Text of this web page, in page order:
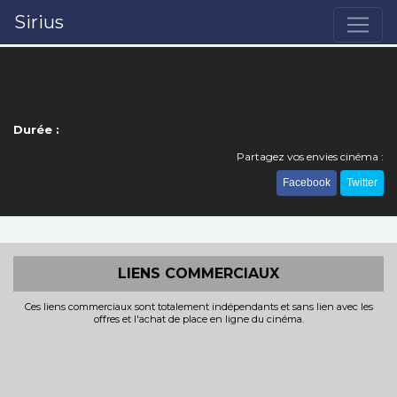
Sirius
Durée :
Partagez vos envies cinéma :
Facebook Twitter
LIENS COMMERCIAUX
Ces liens commerciaux sont totalement indépendants et sans lien avec les
offres et l'achat de place en ligne du cinéma.